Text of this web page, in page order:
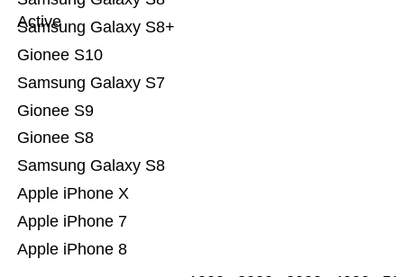
Apple iPhone 8
Apple iPhone 7
Apple iPhone X
Samsung Galaxy S8
Gionee S8
Gionee S9
Samsung Galaxy S7
Gionee S10
Samsung Galaxy S8+
Active